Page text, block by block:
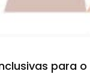
para o